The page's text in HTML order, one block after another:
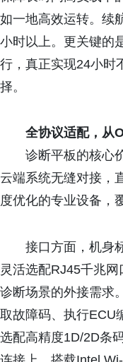
如一地高效运转。续
小时以上。更关键的
行，真正实现24小时
择。
全协议适配，从
诊断平板的核心
云端系统无缝对接，
度优化的专业设备，
接口方面，机身
灵活选配RJ45千兆
诊断场景的外接需求
取故障码、执行ECU
选配高精度1D/2D条